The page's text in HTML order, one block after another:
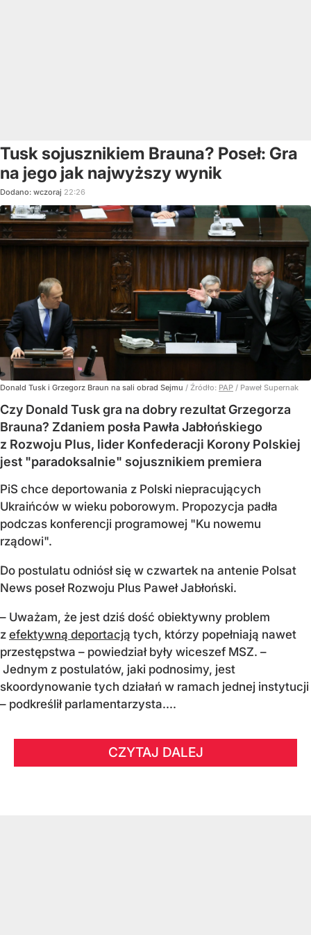
Tusk sojusznikiem Brauna? Poseł: Gra
na jego jak najwyższy wynik
Dodano: wczoraj 22:26
Donald Tusk i Grzegorz Braun na sali obrad Sejmu / Źródło: PAP / Paweł Supernak
Czy Donald Tusk gra na dobry rezultat Grzegorza
Brauna? Zdaniem posła Pawła Jabłońskiego
z Rozwoju Plus, lider Konfederacji Korony Polskiej
jest "paradoksalnie" sojusznikiem premiera
PiS chce deportowania z Polski niepracujących
Ukraińców w wieku poborowym. Propozycja padła
podczas konferencji programowej "Ku nowemu
rządowi".
Do postulatu odniósł się w czwartek na antenie Polsat
News poseł Rozwoju Plus Paweł Jabłoński.
– Uważam, że jest dziś dość obiektywny problem
z efektywną deportacją tych, którzy popełniają nawet
przestępstwa – powiedział były wiceszef MSZ. –
Jednym z postulatów, jaki podnosimy, jest
skoordynowanie tych działań w ramach jednej instytucji
– podkreślił parlamentarzysta....
CZYTAJ DALEJ